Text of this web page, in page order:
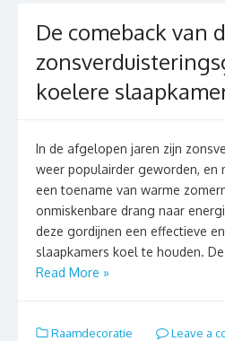
De comeback van
koelere
In de afgelopen jaren zijn
weer populairder geworden, en
een toename van warme
onmiskenbare drang naar
deze gordijnen een effectieve
slaapkamers koel te houden.
Read More »
Raamdecoratie Leave a